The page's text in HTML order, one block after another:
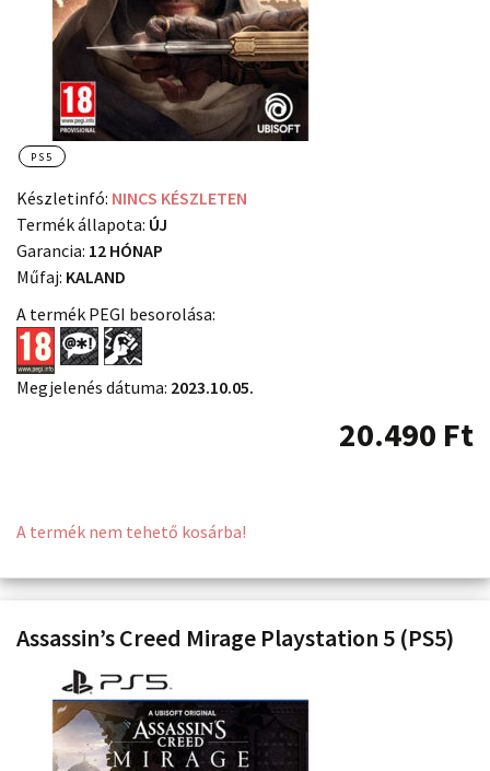
PS5
Készletinfó: NINCS KÉSZLETEN
Termék állapota: ÚJ
Garancia: 12 HÓNAP
Műfaj: KALAND
A termék PEGI besorolása:
Megjelenés dátuma: 2023.10.05.
20.490 Ft
A termék nem tehető kosárba!
Assassin’s Creed Mirage Playstation 5 (PS5)